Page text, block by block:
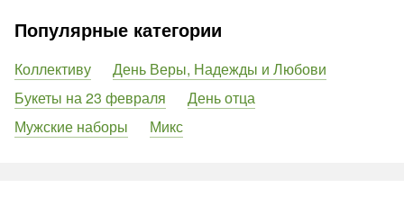
Популярные категории
Коллективу
День Веры, Надежды и Любови
Букеты на 23 февраля
День отца
Мужские наборы
Микс